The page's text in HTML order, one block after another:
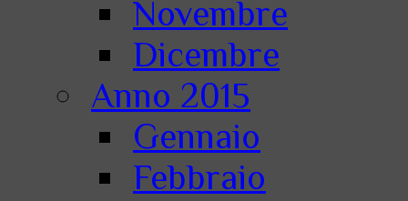
Novembre
Dicembre
Anno 2015
Gennaio
Febbraio